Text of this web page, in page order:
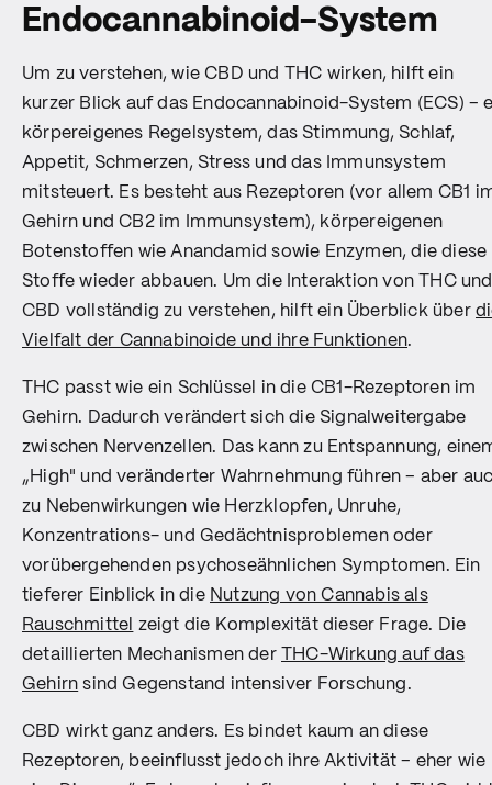
Endocannabinoid-System
Um zu verstehen, wie CBD und THC wirken, hilft ein
kurzer Blick auf das Endocannabinoid-System (ECS) –
körpereigenes Regelsystem, das Stimmung, Schlaf,
Appetit, Schmerzen, Stress und das Immunsystem
mitsteuert. Es besteht aus Rezeptoren (vor allem CB1
Gehirn und CB2 im Immunsystem), körpereigenen
Botenstoffen wie Anandamid sowie Enzymen, die diese
Stoffe wieder abbauen. Um die Interaktion von THC und
CBD vollständig zu verstehen, hilft ein Überblick über
Vielfalt der Cannabinoide und ihre Funktionen.
THC passt wie ein Schlüssel in die CB1-Rezeptoren im
Gehirn. Dadurch verändert sich die Signalweitergabe
zwischen Nervenzellen. Das kann zu Entspannung,
„High" und veränderter Wahrnehmung führen – aber
zu Nebenwirkungen wie Herzklopfen, Unruhe,
Konzentrations- und Gedächtnisproblemen oder
vorübergehenden psychoseähnlichen Symptomen. Ein
tieferer Einblick in die Nutzung von Cannabis als
Rauschmittel zeigt die Komplexität dieser Frage. Die
detaillierten Mechanismen der
THC-Wirkung auf das
Gehirn sind Gegenstand intensiver Forschung.
CBD wirkt ganz anders. Es bindet kaum an diese
Rezeptoren, beeinflusst jedoch ihre Aktivität – eher wie